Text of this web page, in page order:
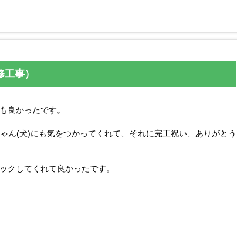
事）
良かったです。
ん(犬)にも気をつかってくれて、それに完工祝い、ありがとう
クしてくれて良かったです。